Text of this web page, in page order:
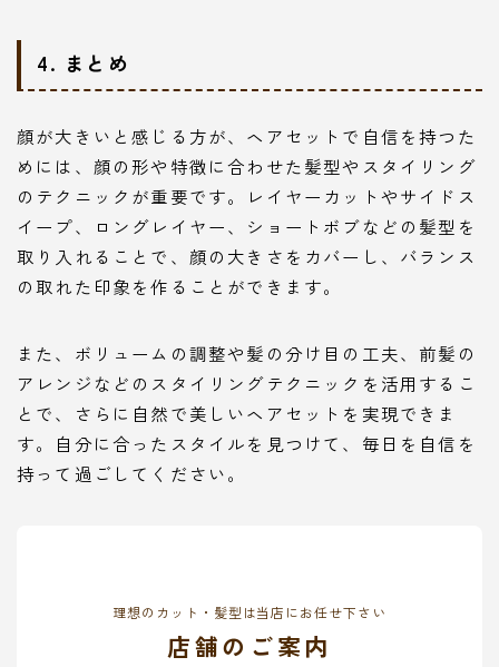
4. まとめ
顔が大きいと感じる方が、ヘアセットで自信を持つた
めには、顔の形や特徴に合わせた髪型やスタイリング
のテクニックが重要です。レイヤーカットやサイドス
イープ、ロングレイヤー、ショートボブなどの髪型を
取り入れることで、顔の大きさをカバーし、バランス
の取れた印象を作ることができます。
また、ボリュームの調整や髪の分け目の工夫、前髪の
アレンジなどのスタイリングテクニックを活用するこ
とで、さらに自然で美しいヘアセットを実現できま
す。自分に合ったスタイルを見つけて、毎日を自信を
持って過ごしてください。
理想のカット・髪型は当店にお任せ下さい
店舗のご案内